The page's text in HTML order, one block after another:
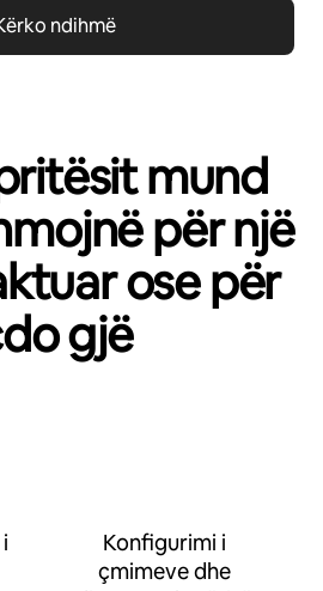
ndihmë
mund
për një
ose për
gjë
Konfigurimi i
çmimeve dhe